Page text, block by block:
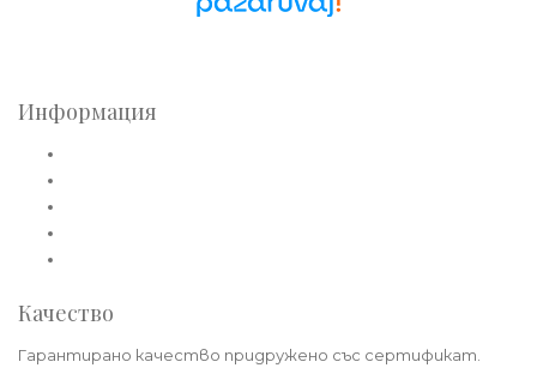
Информация
Качество
Гарантирано качество придружено със сертификат.